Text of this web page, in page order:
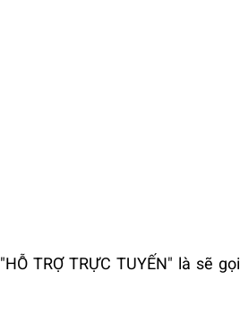
TRỢ TRỰC TUYẾN" là sẽ gọi